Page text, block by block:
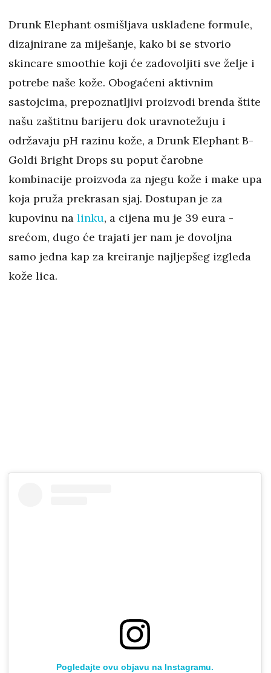
Drunk Elephant osmišljava usklađene formule,
dizajnirane za miješanje, kako bi se stvorio
skincare smoothie koji će zadovoljiti sve želje i
potrebe naše kože. Obogaćeni aktivnim
sastojcima, prepoznatljivi proizvodi brenda štite
našu zaštitnu barijeru dok uravnotežuju i
održavaju pH razinu kože, a Drunk Elephant B-
Goldi Bright Drops su poput čarobne
kombinacije proizvoda za njegu kože i make upa
koja pruža prekrasan sjaj. Dostupan je za
kupovinu na linku, a cijena mu je 39 eura -
srećom, dugo će trajati jer nam je dovoljna
samo jedna kap za kreiranje najljepšeg izgleda
kože lica.
Pogledajte ovu objavu na Instagramu.